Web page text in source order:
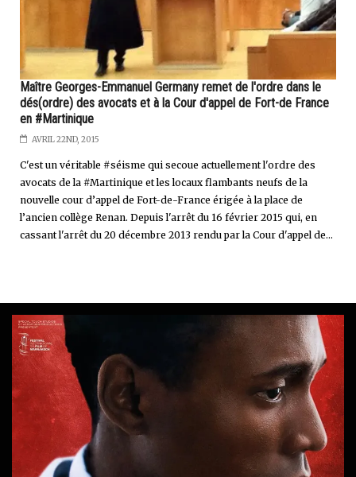
Maître Georges-Emmanuel Germany remet de l'ordre dans le
dés(ordre) des avocats et à la Cour d'appel de Fort-de France
en #Martinique
AVRIL 22ND, 2015
C'est un véritable #séisme qui secoue actuellement l'ordre des
avocats de la #Martinique et les locaux flambants neufs de la
nouvelle cour d’appel de Fort-de-France érigée à la place de
l’ancien collège Renan. Depuis l'arrêt du 16 février 2015 qui, en
cassant l'arrêt du 20 décembre 2013 rendu par la Cour d'appel de...